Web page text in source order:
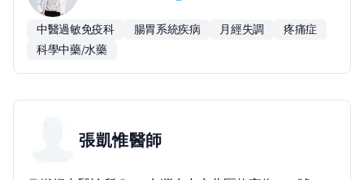
中醫過敏免疫科 腸胃系統疾病 月經失調
疼痛症
科學中藥/水藥
張凱惟醫師